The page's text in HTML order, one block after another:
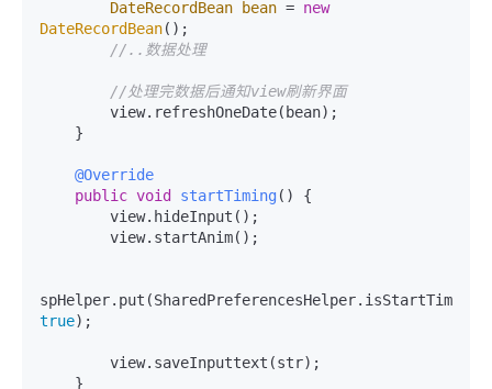
DateRecordBean bean = new
DateRecordBean();
//..数据处理
//处理完数据后通知view刷新界面
@Override
public void startTiming ()
{
true);